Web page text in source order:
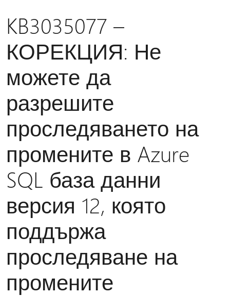
KB3035077 –
КОРЕКЦИЯ: Не
можете да
разрешите
проследяването на
промените в Azure
SQL база данни
версия 12, която
поддържа
проследяване на
промените